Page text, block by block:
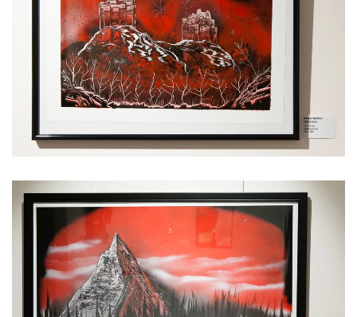
Voir l'image
Voir l'image